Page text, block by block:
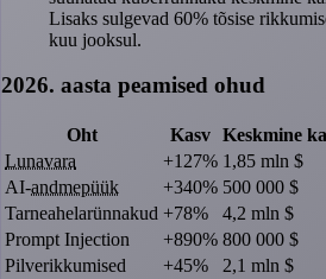
Lisaks sulgevad 60% tõsise
kuu jooksul.
2026. aasta peamised ohud
Oht Kasv Keskmine
Lunavara
+127% 1,85 mln $
AI-andmepüük +340% 500 000 $
Tarneahelarünnakud +78%
4,2 mln $
Prompt Injection
+890% 800 000 $
Pilverikkumised
+45% 2,1 mln $